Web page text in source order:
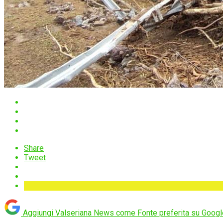
Share
Tweet
Aggiungi Valseriana News come Fonte preferita su